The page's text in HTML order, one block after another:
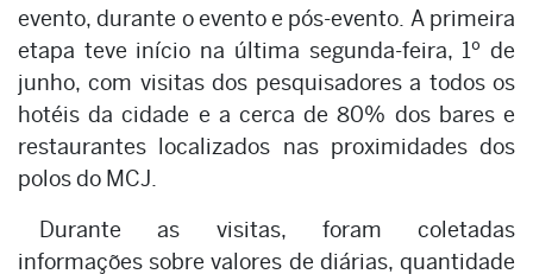
evento, durante o evento e pós-evento. A primeira
etapa teve início na última segunda-feira, 1º de
junho, com visitas dos pesquisadores a todos os
hotéis da cidade e a cerca de 80% dos bares e
restaurantes localizados nas proximidades dos
polos do MCJ.
Durante as visitas, foram coletadas
informações sobre valores de diárias, quantidade